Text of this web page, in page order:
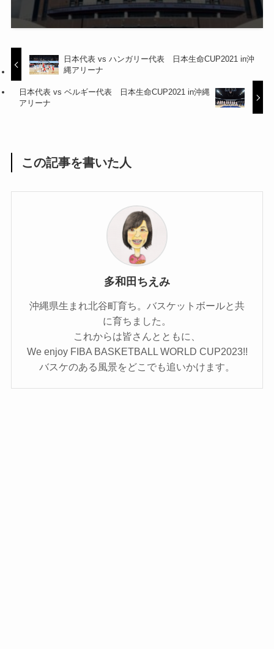
日本代表 vs ハンガリー代表 日本生命CUP2021 in沖
縄アリーナ
日本代表 vs ベルギー代表 日本生命CUP2021 in沖縄
アリーナ
この記事を書いた人
多和田ちえみ
沖縄県生まれ北谷町育ち。バスケットボールと共
に育ちました。
これからは皆さんとともに、
We enjoy FIBA BASKETBALL WORLD CUP2023!!
バスケのある風景をどこでも追いかけます。